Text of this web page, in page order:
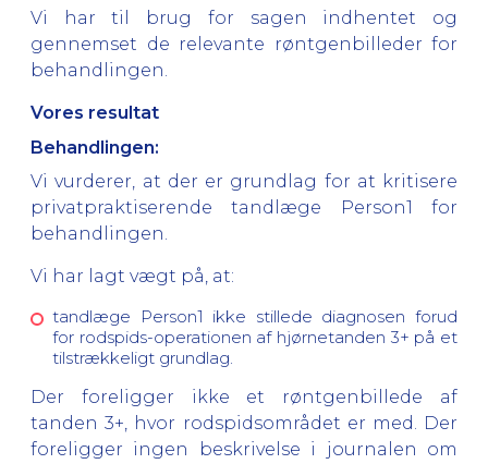
Vi har til brug for sagen indhentet og
gennemset de relevante røntgenbilleder for
behandlingen.
Vores resultat
Behandlingen:
Vi vurderer, at der er grundlag for at kritisere
privatpraktiserende tandlæge Person1 for
behandlingen.
Vi har lagt vægt på, at:
tandlæge Person1 ikke stillede diagnosen forud
for rodspids-operationen af hjørnetanden 3+ på et
tilstrækkeligt grundlag.
Der foreligger ikke et røntgenbillede af
tanden 3+, hvor rodspidsområdet er med. Der
foreligger ingen beskrivelse i journalen om